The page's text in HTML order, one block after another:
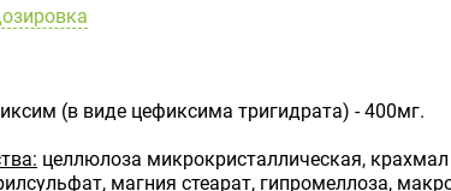
(в виде цефиксима тригидрата) - 400мг.
целлюлоза микрокристаллическая,
магния стеарат, гипромеллоза,